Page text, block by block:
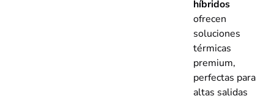
híbridos
ofrecen
soluciones
térmicas
premium,
perfectas para
altas salidas